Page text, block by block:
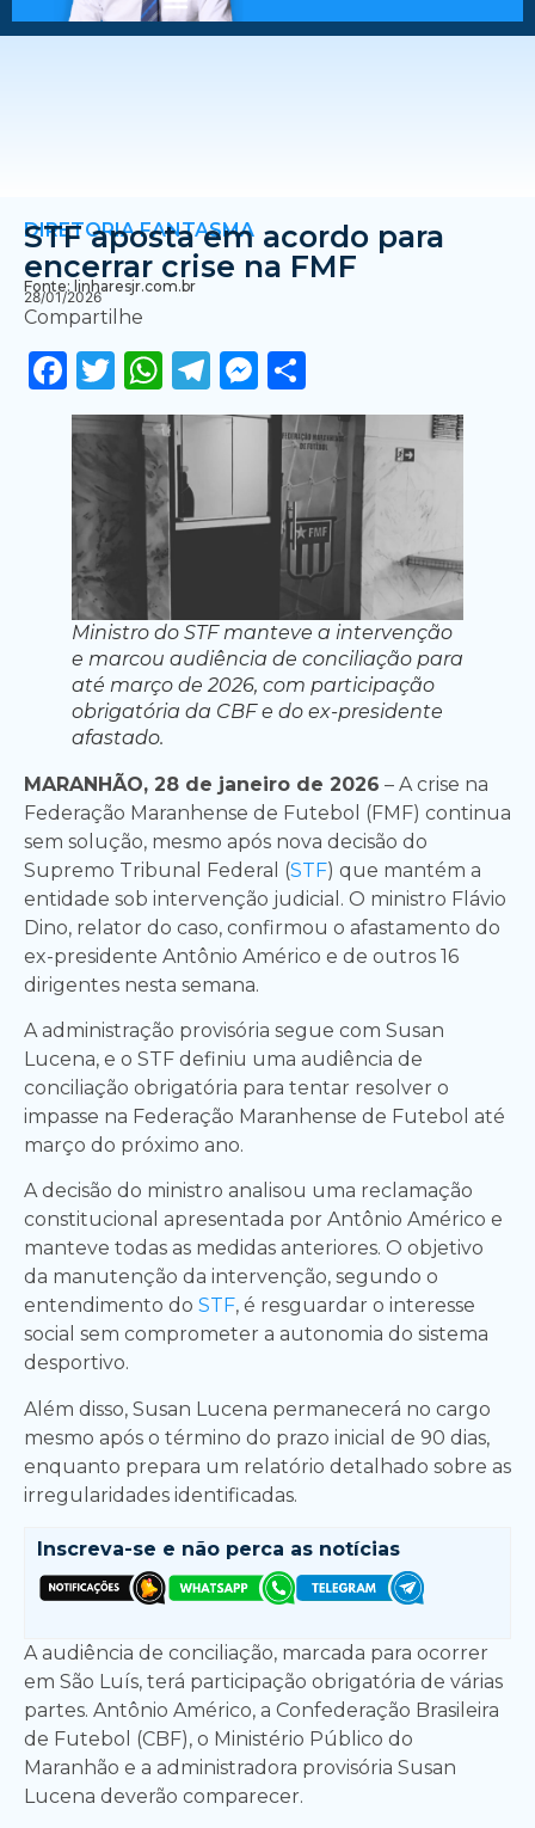
DIRETORIA FANTASMA
STF aposta em acordo para
encerrar crise na FMF
Fonte: linharesjr.com.br
28/01/2026
Compartilhe
Facebook
Twitter
WhatsApp
Telegram
Messenger
Ministro do STF manteve a intervenção
e marcou audiência de conciliação para
até março de 2026, com participação
obrigatória da CBF e do ex-presidente
afastado.
MARANHÃO, 28 de janeiro de 2026 – A crise na
Federação Maranhense de Futebol (FMF) continua
sem solução, mesmo após nova decisão do
Supremo Tribunal Federal (STF) que mantém a
entidade sob intervenção judicial. O ministro Flávio
Dino, relator do caso, confirmou o afastamento do
ex-presidente Antônio Américo e de outros 16
dirigentes nesta semana.
A administração provisória segue com Susan
Lucena, e o STF definiu uma audiência de
conciliação obrigatória para tentar resolver o
impasse na Federação Maranhense de Futebol até
março do próximo ano.
A decisão do ministro analisou uma reclamação
constitucional apresentada por Antônio Américo e
manteve todas as medidas anteriores. O objetivo
da manutenção da intervenção, segundo o
entendimento do STF, é resguardar o interesse
social sem comprometer a autonomia do sistema
desportivo.
Além disso, Susan Lucena permanecerá no cargo
mesmo após o término do prazo inicial de 90 dias,
enquanto prepara um relatório detalhado sobre as
irregularidades identificadas.
Inscreva-se e não perca as notícias
A audiência de conciliação, marcada para ocorrer
em São Luís, terá participação obrigatória de várias
partes. Antônio Américo, a Confederação Brasileira
de Futebol (CBF), o Ministério Público do
Maranhão e a administradora provisória Susan
Lucena deverão comparecer.